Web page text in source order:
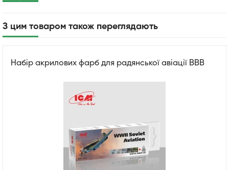
З цим товаром також переглядають
Набір акрилових фарб для радянської авіації ВВВ